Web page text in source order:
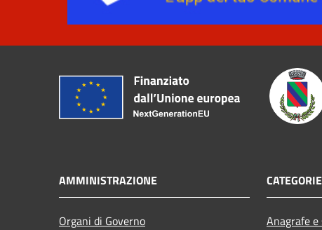
AMMINISTRAZIONE
Organi di Governo
Anagrafe